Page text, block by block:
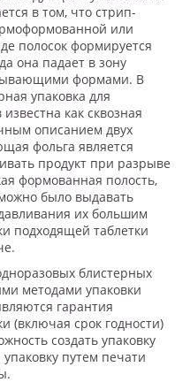
в том, что стрип-
или
полосок формируется
она падает в зону
формами. В
упаковка для
как сквозная
описанием двух
фольга является
продукт при разрыве
формованная полость,
было выдавать
их большим
подходящей таблетки
блистерных
методами упаковки
гарантия
(включая срок годности)
создать упаковку
путем печати